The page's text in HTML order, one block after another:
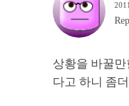
상황을 바꿀
다고 하니 좀